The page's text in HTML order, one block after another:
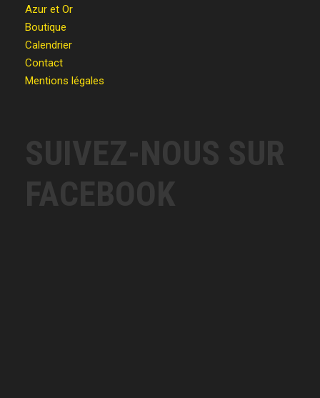
Azur et Or
Boutique
Calendrier
Contact
Mentions légales
SUIVEZ-NOUS SUR
FACEBOOK